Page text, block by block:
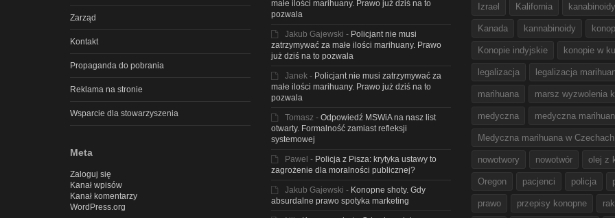
Zarząd
Kontakt
Propaganda do pobrania
Reklama na stronie
Wsparcie dla stowarzyszenia
Meta
Zaloguj się
Kanał wpisów
Kanał komentarzy
WordPress.org
małe ilości marihuany. Prawo już dziś na to
pozwala
Jakub Gajewski - Policjant nie musi
zatrzymywać za małe ilości marihuany. Prawo
już dziś na to pozwala
Janek- Policjant nie musi zatrzymywać za
małe ilości marihuany. Prawo już dziś na to
pozwala
Tomasz- Odpowiedź MSWiA na nasz list
otwarty. Formalność zamiast refleksji
systemowej
Pawel - Policja z Pisza: krytyka ustawy to
zagrożenie dla moralności publicznej?
Jakub Gajewski - Konopne shoty. Gdy
absurdalne prawo spotyka marketing
Izrael Kalifornia kanabinoidy
Kanada kannabinoidy
Konopie indyjskie konopie w
legalizacja legalizacja
marihuana marsz wyzwolenia
medyczna medyczna
Medyczna marihuana w Czechach
nowotwory nowotwór olej z
Oregon pacjenci policja
prawo przepisy konopne rak